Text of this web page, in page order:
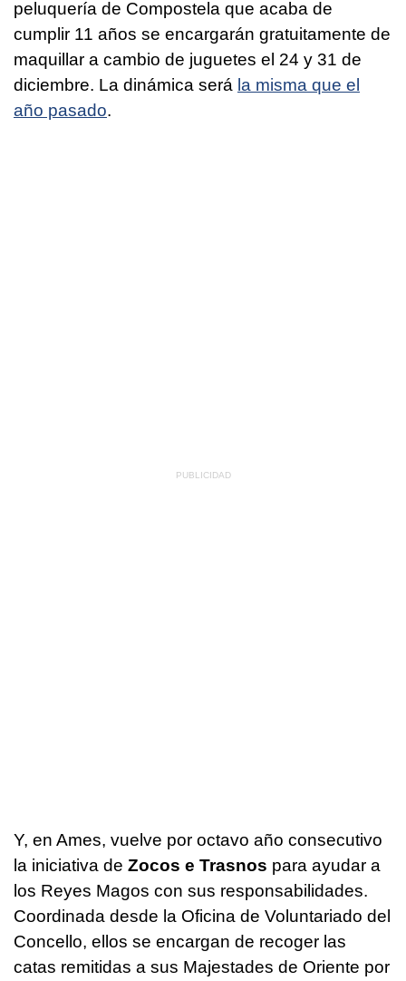
peluquería de Compostela que acaba de
cumplir 11 años se encargarán gratuitamente de
maquillar a cambio de juguetes el 24 y 31 de
diciembre. La dinámica será la misma que el
año pasado.
Y, en Ames, vuelve por octavo año consecutivo
la iniciativa de Zocos e Trasnos para ayudar a
los Reyes Magos con sus responsabilidades.
Coordinada desde la Oficina de Voluntariado del
Concello, ellos se encargan de recoger las
catas remitidas a sus Majestades de Oriente por